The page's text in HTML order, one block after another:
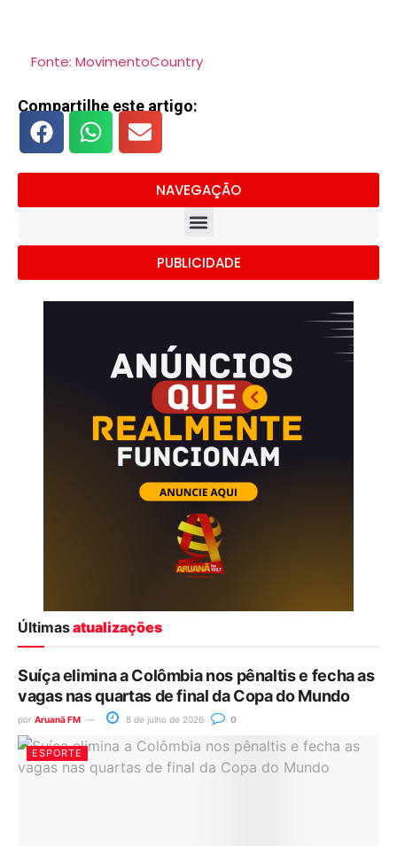
Fonte: MovimentoCountry
Compartilhe este artigo:
NAVEGAÇÃO
PUBLICIDADE
Últimasatualizações
Suíça elimina a Colômbia nos pênaltis e fecha as
vagas nas quartas de final da Copa do Mundo
por Aruanã FM 8 de julho de 2026 0
ESPORTE